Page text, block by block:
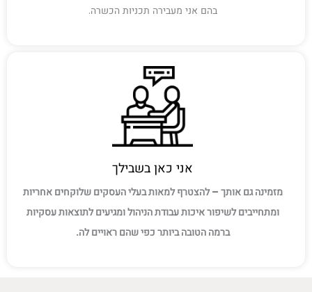
בהם אני מעבירה תכניות הכשרה.
אני כאן בשבילך
מזמינה גם אותך – להצטרף למאות בעלי העסקים שלוקחים אחריות
ומתחייבים לשיפור איכות עבודת הניהול ומגיעים לתוצאות עסקיות
ברמה הטובה ביותר כפי שהם ראויים לה.